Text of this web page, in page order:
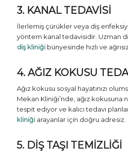
3. KANAL TEDAVISI
İlerlemiş çürükler veya diş
yöntem kanal tedavisidir. Uzman
diş kliniğibünyesinde hızlı ve
4. AĞIZ KOKUSU
Ağız kokusu sosyal hayatınızı
Mekan Kliniği’nde, ağız
tespit ediyor ve kalıcı tedavi
kliniğiarayanlar için doğru adresiz.
5. DIŞ TAŞI TEMIZLIĞI